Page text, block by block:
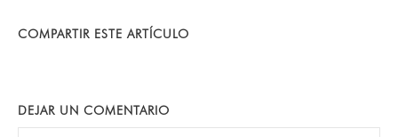
COMPARTIR ESTE ARTÍCULO
DEJAR UN COMENTARIO